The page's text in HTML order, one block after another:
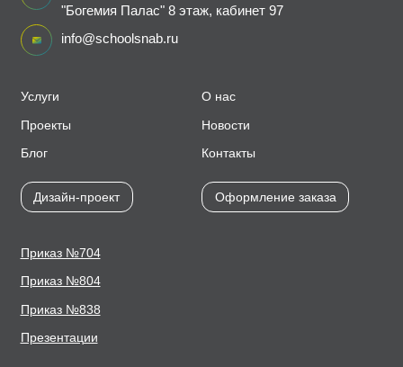
Услуги
Проекты
Блог
Дизайн-проект
О нас
Новости
Контакты
Оформление заказа
Приказ №704
Приказ №804
Приказ №838
Презентации
"Богемия Палас" 8 этаж, кабинет 97
info@schoolsnab.ru